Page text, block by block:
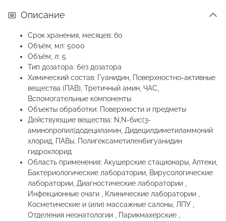
Описание
Срок хранения, месяцев: 60
Объём, мл: 5000
Объём, л: 5
Тип дозатора: без дозатора
Химический состав: Гуанидин, Поверхностно-активные
вещества (ПАВ), Третичный амин, ЧАС,
Вспомогательные компоненты
Объекты обработки: Поверхности и предметы
Действующие вещества: N,N-бис(3-
аминопропил)додециламин, Дидецилдиметиламмоний
хлорид, ПАВы, Полигексаметиленбигуанидин
гидрохлорид
Область применения: Акушерские стационары, Аптеки,
Бактериологические лаборатории, Вирусологические
лаборатории, Диагностические лаборатории ,
Инфекционные очаги , Клинические лаборатории ,
Косметические и (или) массажные салоны, ЛПУ ,
Отделения неонатологии , Парикмахерские ,